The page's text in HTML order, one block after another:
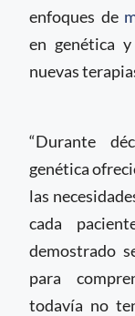
enfoques de
en genética
nuevas
“Durante
genética
las
cada
demostrado
para
todavía no